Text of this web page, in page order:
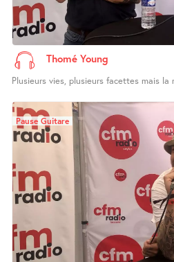
Thomé Young
Plusieurs vies, plusieurs facettes mais la
Pause Guitare